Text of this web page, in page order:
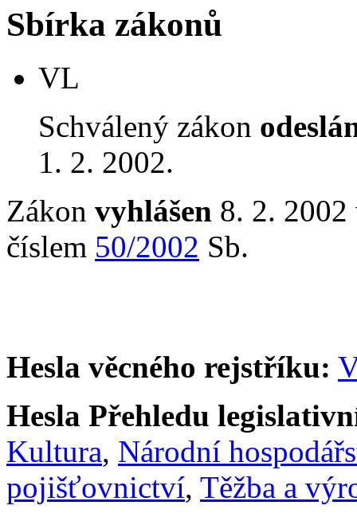
Sbírka zákonů
VL
Schválený zákon
1. 2. 2002.
Zákon vyhlášen 8. 2. 2002
číslem 50/2002 Sb.
Hesla věcného rejstříku:
Hesla Přehledu
Kultura, Národní
pojišťovnictví, Těžba a